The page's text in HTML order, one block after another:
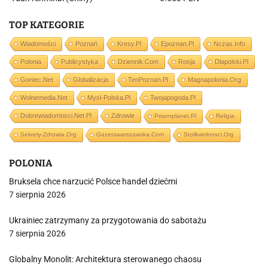
TOP KATEGORIE
Wiadomości Poznań Kresy.pl Epoznan.pl Nczas.info
Polonia Publicystyka Dziennik.com Rosja Dlapolski.pl
Goniec.net Globalizacja TenPoznan.pl Magnapolonia.org
Wolnemedia.net Mysl-Polska.pl Twojapogoda.pl
Dobrewiadomosci.net.pl Zdrowie Prisonplanet.pl Religia
Sekrety-Zdrowia.org Gazetawarszawska.com Stolikwolnosci.org
POLONIA
Bruksela chce narzucić Polsce handel dziećmi
7 sierpnia 2026
Ukrainiec zatrzymany za przygotowania do sabotażu
7 sierpnia 2026
Globalny Monolit: Architektura sterowanego chaosu